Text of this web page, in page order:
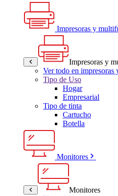
Impresoras y
Impresoras y
Ver todo en
Tipo de Uso
Hogar
Empresarial
Tipo de tinta
Cartucho
Botella
Monitores
Monitores